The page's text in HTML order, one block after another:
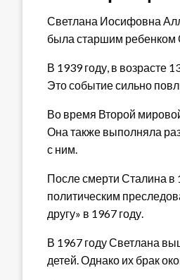
Светлана Иосифовна
была старшим ребенком
В 1939 году, в возрасте
Это событие сильно
Во время Второй
Она также выполняла
с ним.
После смерти Сталина
политическим
другу» в 1967 году.
В 1967 году Светлана
детей. Однако их брак